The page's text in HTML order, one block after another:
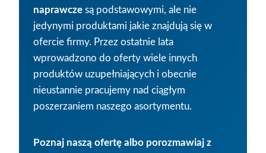
naprawcze są podstawowymi, ale nie
jedynymi produktami jakie znajdują się w
ofercie firmy. Przez ostatnie lata
wprowadzono do oferty wiele innych
produktów uzupełniających i obecnie
nieustannie pracujemy nad ciągłym
poszerzaniem naszego asortymentu.
Poznaj naszą ofertę albo porozmawiaj z